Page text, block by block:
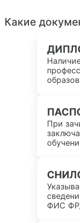
Какие
При
ФИС